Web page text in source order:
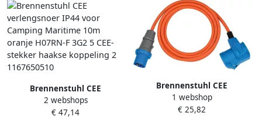
Brennenstuhl CEE
verlengsnoer IP44 voor
Camping Maritime 10m
2 webshops
€ 47,14
Brennenstuhl CEE
verlengsnoer | IP44 | voor
Camping Maritime | 3m |
1 webshop
€ 25,82